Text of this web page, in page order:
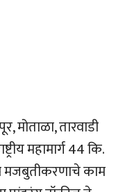
मोताळा, तारवाडी
महामार्ग 44 कि.
काम